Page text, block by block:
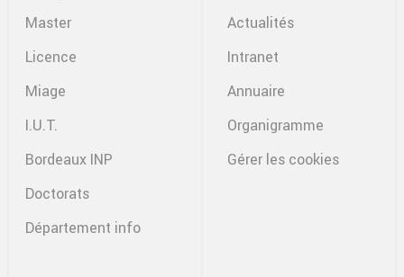
Master
Licence
Miage
I.U.T.
Bordeaux INP
Doctorats
Département info
Actualités
Intranet
Annuaire
Organigramme
Gérer les cookies